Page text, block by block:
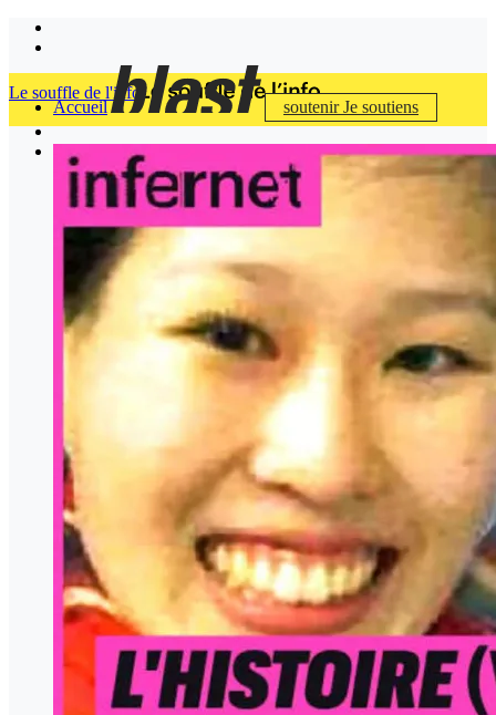
Accueil soutenirJe soutiens
Le souffle de l'info